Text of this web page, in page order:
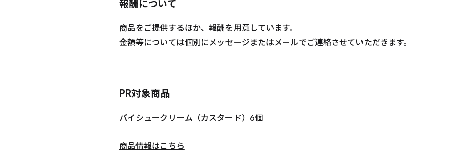
報酬について
商品をご提供するほか、報酬を用意しています。
金額等については個別にメッセージまたはメールでご連絡させていただきます。
PR対象商品
パイシュークリーム（カスタード）6個
商品情報はこちら